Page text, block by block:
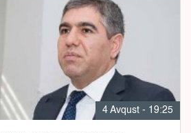
4 Avqust - 19:25